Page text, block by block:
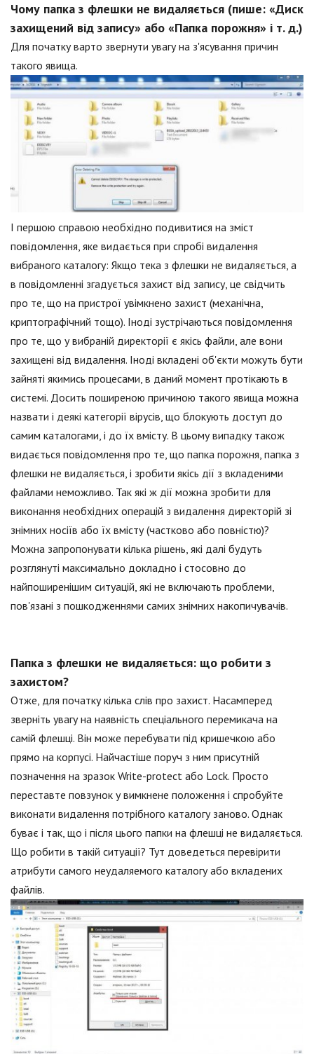
Чому папка з флешки не видаляється (пише: «Диск
захищений від запису» або «Папка порожня» і т. д.)
Для початку варто звернути увагу на з'ясування причин
такого явища.
І першою справою необхідно подивитися на зміст
повідомлення, яке видається при спробі видалення
вибраного каталогу: Якщо тека з флешки не видаляється, а
в повідомленні згадується захист від запису, це свідчить
про те, що на пристрої увімкнено захист (механічна,
криптографічний тощо). Іноді зустрічаються повідомлення
про те, що у вибраній директорії є якісь файли, але вони
захищені від видалення. Іноді вкладені об'єкти можуть бути
зайняті якимись процесами, в даний момент протікають в
системі. Досить поширеною причиною такого явища можна
назвати і деякі категорії вірусів, що блокують доступ до
самим каталогами, і до їх вмісту. В цьому випадку також
видається повідомлення про те, що папка порожня, папка з
флешки не видаляється, і зробити якісь дії з вкладеними
файлами неможливо. Так які ж дії можна зробити для
виконання необхідних операцій з видалення директорій зі
знімних носіїв або їх вмісту (частково або повністю)?
Можна запропонувати кілька рішень, які далі будуть
розглянуті максимально докладно і стосовно до
найпоширенішим ситуацій, які не включають проблеми,
пов'язані з пошкодженнями самих знімних накопичувачів.
Папка з флешки не видаляється: що робити з
захистом?
Отже, для початку кілька слів про захист. Насамперед
зверніть увагу на наявність спеціального перемикача на
самій флешці. Він може перебувати під кришечкою або
прямо на корпусі. Найчастіше поруч з ним присутній
позначення на зразок Write-protect або Lock. Просто
переставте повзунок у вимкнене положення і спробуйте
виконати видалення потрібного каталогу заново. Однак
буває і так, що і після цього папки на флешці не видаляється.
Що робити в такій ситуації? Тут доведеться перевірити
атрибути самого неудаляемого каталогу або вкладених
файлів.